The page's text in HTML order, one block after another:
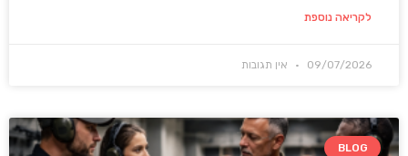
לקריאה נוספת
09/07/2026 אין תגובות
BLOG